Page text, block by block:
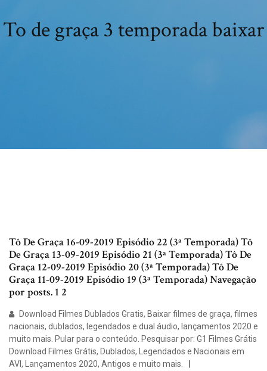
To de graça 3 temporada baixar
Tô De Graça 16-09-2019 Episódio 22 (3ª Temporada) Tô
De Graça 13-09-2019 Episódio 21 (3ª Temporada) Tô De
Graça 12-09-2019 Episódio 20 (3ª Temporada) Tô De
Graça 11-09-2019 Episódio 19 (3ª Temporada) Navegação
por posts. 1 2
Download Filmes Dublados Gratis, Baixar filmes de graça, filmes
nacionais, dublados, legendados e dual áudio, lançamentos 2020 e
muito mais. Pular para o conteúdo. Pesquisar por: G1 Filmes Grátis
Download Filmes Grátis, Dublados, Legendados e Nacionais em
AVI, Lançamentos 2020, Antigos e muito mais.